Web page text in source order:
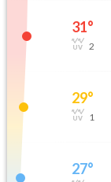
31°
2
29°
1
27°